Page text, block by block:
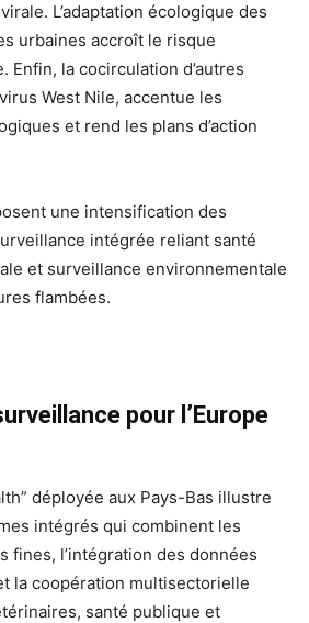
L’adaptation écologique des
urbaines accroît le risque
Enfin, la cocirculation d’autres
West Nile, accentue les
et rend les plans d’action
une intensification des
intégrée reliant santé
et surveillance environnementale
flambées.
pour l’Europe
déployée aux Pays-Bas illustre
intégrés qui combinent les
fines, l’intégration des données
la coopération multisectorielle
santé publique et